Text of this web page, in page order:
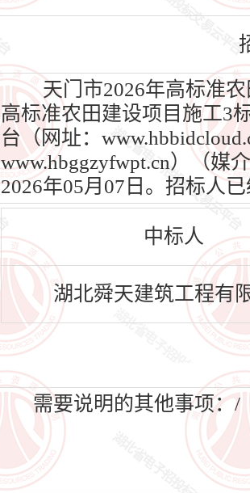
天门市2026年高标准农
高标准农田建设项目施工3
台（网址：
www.hbggzyfwpt.cn）（媒
2026年05月07日。招标人
中标人
湖北舜天建筑工程有
需要说明的其他事项：/